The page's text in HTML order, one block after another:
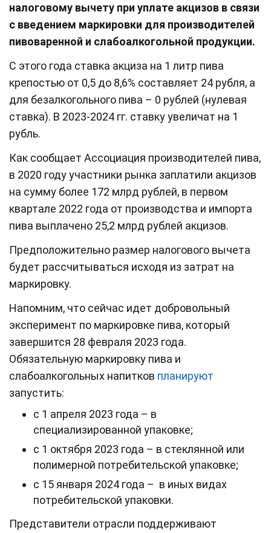
налоговому вычету при уплате акцизов в связи
с введением маркировки для производителей
пивоваренной и слабоалкогольной продукции.
С этого года ставка акциза на 1 литр пива
крепостью от 0,5 до 8,6% составляет 24 рубля, а
для безалкогольного пива – 0 рублей (нулевая
ставка). В 2023-2024 гг. ставку увеличат на 1
рубль.
Как сообщает Ассоциация производителей пива,
в 2020 году участники рынка заплатили акцизов
на сумму более 172 млрд рублей, в первом
квартале 2022 года от производства и импорта
пива выплачено 25,2 млрд рублей акцизов.
Предположительно размер налогового вычета
будет рассчитываться исходя из затрат на
маркировку.
Напомним, что сейчас идет добровольный
эксперимент по маркировке пива, который
завершится 28 февраля 2023 года.
Обязательную маркировку пива и
слабоалкогольных напитков планируют
запустить:
с 1 апреля 2023 года – в
специализированной упаковке;
с 1 октября 2023 года – в стеклянной или
полимерной потребительской упаковке;
с 15 января 2024 года – в иных видах
потребительской упаковки.
Представители отрасли поддерживают